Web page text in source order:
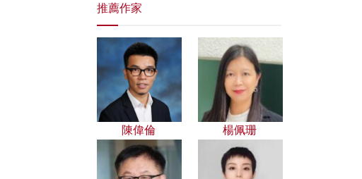
推薦作家
陳偉倫 楊佩珊